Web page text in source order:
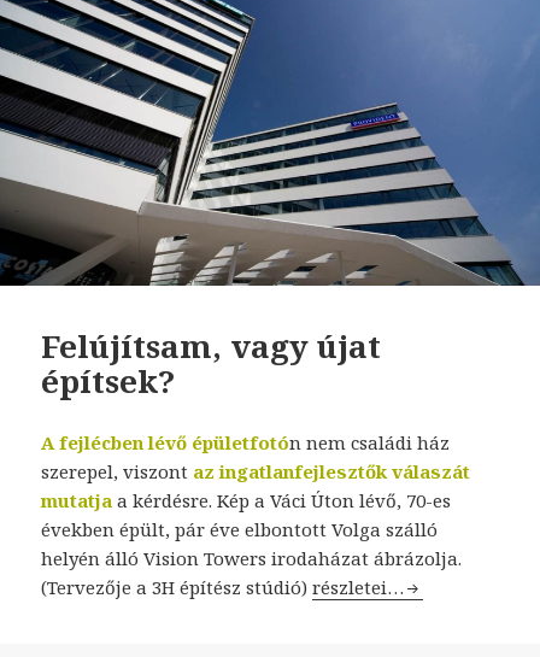
Felújítsam, vagy újat
építsek?
A fejlécben lévő épületfotón nem családi ház
szerepel, viszont az ingatlanfejlesztők válaszát
mutatja a kérdésre. Kép a Váci Úton lévő, 70-es
években épült, pár éve elbontott Volga szálló
helyén álló Vision Towers irodaházat ábrázolja.
(Tervezője a 3H építész stúdió)Felújítsam, vagy újat
részletei…